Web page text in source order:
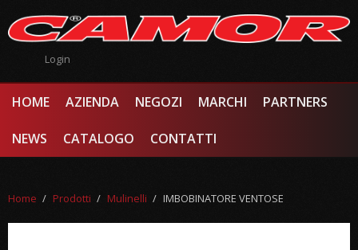
Login
HOME AZIENDA NEGOZI MARCHI PARTNERS
NEWS CATALOGO CONTATTI
Home / Prodotti / Mulinelli / IMBOBINATORE VENTOSE